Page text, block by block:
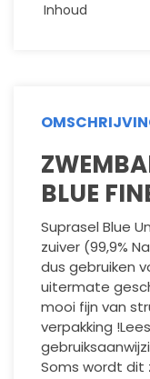
Inhoud
BLUE
Suprasel Blue
zuiver (99,9%
dus gebruiken
uitermate
mooi fijn van
verpakking !
Soms wordt